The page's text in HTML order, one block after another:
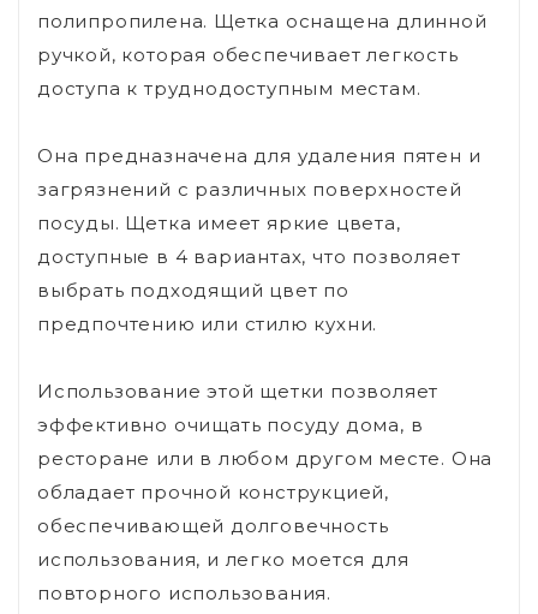
полипропилена. Щетка оснащена длинной
ручкой, которая обеспечивает легкость
доступа к труднодоступным местам.
Она предназначена для удаления пятен и
загрязнений с различных поверхностей
посуды. Щетка имеет яркие цвета,
доступные в 4 вариантах, что позволяет
выбрать подходящий цвет по
предпочтению или стилю кухни.
Использование этой щетки позволяет
эффективно очищать посуду дома, в
ресторане или в любом другом месте. Она
обладает прочной конструкцией,
обеспечивающей долговечность
использования, и легко моется для
повторного использования.